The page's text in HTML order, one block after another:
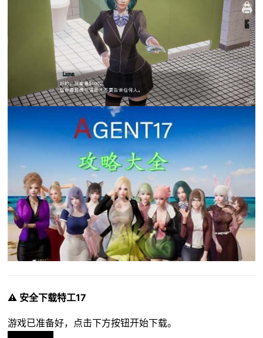
⚠️ 安全下载特工17
游戏已准备好，点击下方按钮开始下载。